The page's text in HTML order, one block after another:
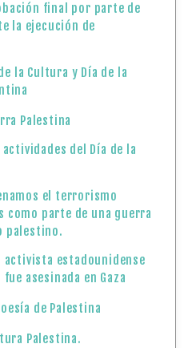
final por parte de
la ejecución de
la Cultura y Día de la
Palestina
del Día de la
el terrorismo
como parte de una guerra
palestino.
activista estadounidense
asesinada en Gaza
de Palestina
Palestina.